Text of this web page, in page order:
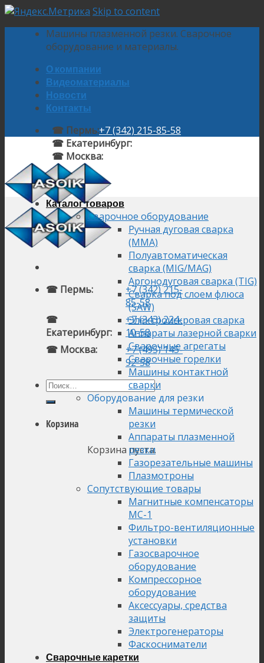
Skip to content
Машины плазменной резки. Сварочное
оборудование и материалы.
О компании
Видеоматериалы
Новости
Контакты
☎ Пермь:+7 (342) 215-85-58
☎ Екатеринбург:
☎ Москва:
☎ Пермь:
+7 (342) 215-
85-58
☎
Екатеринбург:
+7 (343) 224-
10-58
☎ Москва:
+7 (495) 145-
92-58
Корзина
Корзина пуста.
Каталог товаров
Сварочное оборудование
Ручная дуговая сварка
(MMA)
Полуавтоматическая
сварка (MIG/MAG)
Аргонодуговая сварка (TIG)
Сварка под слоем флюса
(SAW)
Электроискровая сварка
Аппараты лазерной сварки
Сварочные агрегаты
Сварочные горелки
Машины контактной
сварки
Оборудование для резки
Машины термической
резки
Аппараты плазменной
резки
Газорезательные машины
Плазмотроны
Сопутствующие товары
Магнитные компенсаторы
МС-1
Фильтро-вентиляционные
установки
Газосварочное
оборудование
Компрессорное
оборудование
Аксессуары, средства
защиты
Электрогенераторы
Фаскосниматели
Сварочные каретки